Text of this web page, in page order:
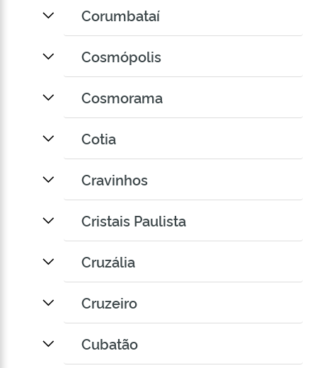
Corumbataí
Cosmópolis
Cosmorama
Cotia
Cravinhos
Cristais Paulista
Cruzália
Cruzeiro
Cubatão